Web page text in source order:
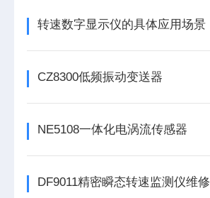
转速数字显示仪的具体应用场景
CZ8300低频振动变送器
NE5108一体化电涡流传感器
DF9011精密瞬态转速监测仪维修